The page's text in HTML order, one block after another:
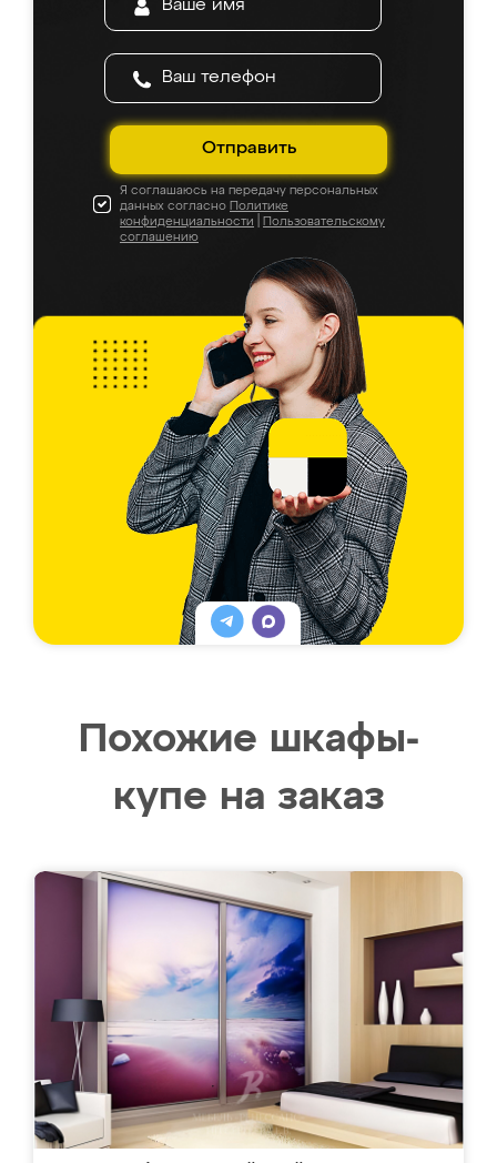
Отправить
Я соглашаюсь на передачу персональных
данных согласно Политике
конфиденциальности
Пользовательскому
соглашению
Похожие шкафы-
купе на заказ